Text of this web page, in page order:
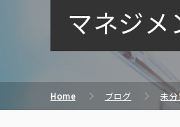
マネジメ
Home ブログ 未